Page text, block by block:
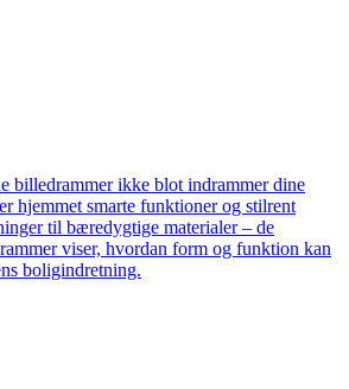
billedrammer ikke blot indrammer dine
hjemmet smarte funktioner og stilrent
til bæredygtige materialer – de
viser, hvordan form og funktion kan
boligindretning.